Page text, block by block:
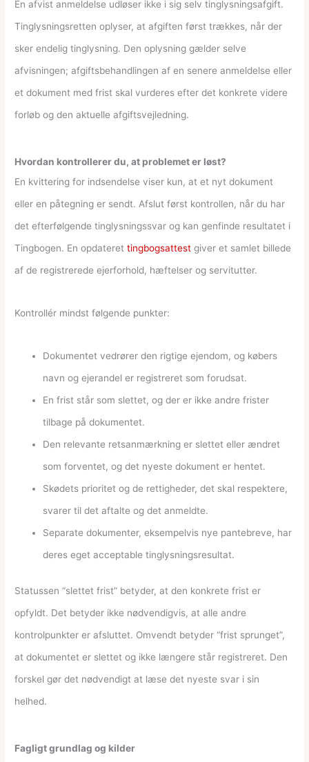
En afvist anmeldelse udløser ikke i sig selv tinglysningsafgift.
Tinglysningsretten oplyser, at afgiften først trækkes, når der
sker endelig tinglysning. Den oplysning gælder selve
afvisningen; afgiftsbehandlingen af en senere anmeldelse eller
et dokument med frist skal vurderes efter det konkrete videre
forløb og den aktuelle afgiftsvejledning.
Hvordan kontrollerer du, at problemet er løst?
En kvittering for indsendelse viser kun, at et nyt dokument
eller en påtegning er sendt. Afslut først kontrollen, når du har
det efterfølgende tinglysningssvar og kan genfinde resultatet i
Tingbogen. En opdaterettingbogsattest giver et samlet billede
af de registrerede ejerforhold, hæftelser og servitutter.
Kontrollér mindst følgende punkter:
Dokumentet vedrører den rigtige ejendom, og købers
navn og ejerandel er registreret som forudsat.
En frist står som slettet, og der er ikke andre frister
tilbage på dokumentet.
Den relevante retsanmærkning er slettet eller ændret
som forventet, og det nyeste dokument er hentet.
Skødets prioritet og de rettigheder, det skal respektere,
svarer til det aftalte og det anmeldte.
Separate dokumenter, eksempelvis nye pantebreve, har
deres eget acceptable tinglysningsresultat.
Statussen “slettet frist” betyder, at den konkrete frist er
opfyldt. Det betyder ikke nødvendigvis, at alle andre
kontrolpunkter er afsluttet. Omvendt betyder “frist sprunget”,
at dokumentet er slettet og ikke længere står registreret. Den
forskel gør det nødvendigt at læse det nyeste svar i sin
helhed.
Fagligt grundlag og kilder